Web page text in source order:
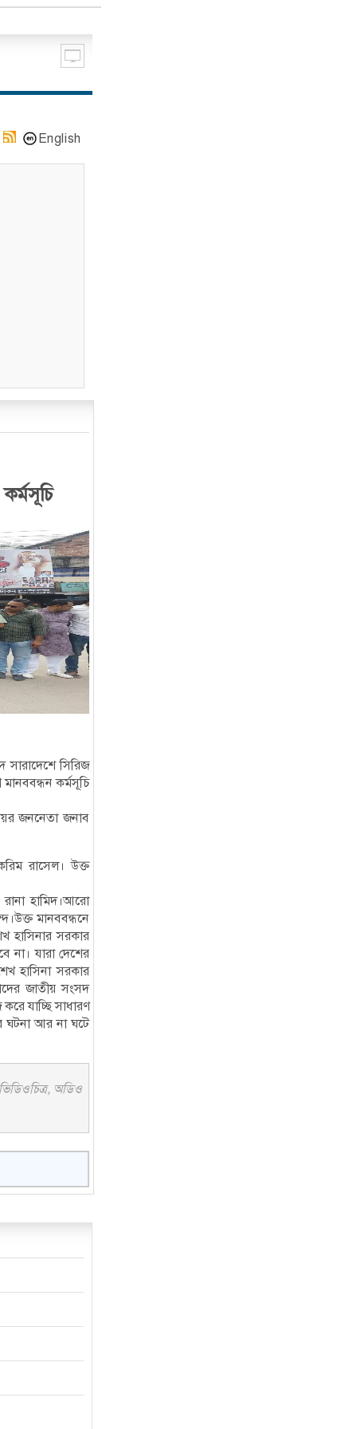
English
সিরিজ
কর্মসূচি
জননেতা জনাব
রাসেল। উক্ত
হামিদ।আরো
মানববন্ধনে
হাসিনার সরকার
না। যারা দেশের
হাসিনা সরকার
জাতীয় সংসদ
যাচ্ছি সাধারণ
ঘটনা আর না ঘটে
অডিও